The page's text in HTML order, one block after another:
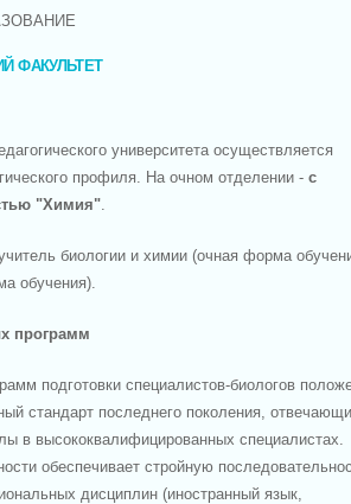
ФАКУЛЬТЕТ
университета осуществляется
профиля. На очном отделении - с
"Химия".
биологии и химии (очная форма
обучения).
программ
подготовки специалистов-биологов
стандарт последнего поколения,
в высококвалифицированных специалистах.
обеспечивает стройную
дисциплин (иностранный язык,